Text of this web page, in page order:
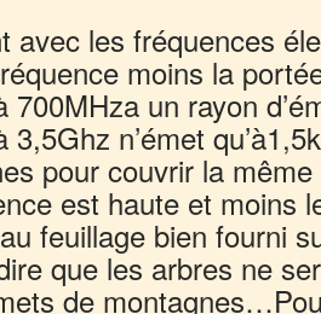
avec les fréquences
moins la
700MHza un rayon
3,5Ghz n’émet
pour couvrir la
est haute et moins
feuillage bien fourni
que les arbres ne
de